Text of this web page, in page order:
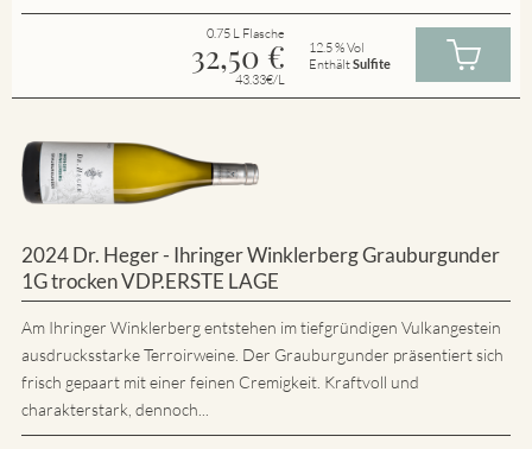
0.75 L Flasche
32,50 €
43.33€/L
12.5 % Vol
EnthältSulfite
2024 Dr. Heger - Ihringer Winklerberg Grauburgunder
1G trocken VDP.ERSTE LAGE
Am Ihringer Winklerberg entstehen im tiefgründigen Vulkangestein
ausdrucksstarke Terroirweine. Der Grauburgunder präsentiert sich
frisch gepaart mit einer feinen Cremigkeit. Kraftvoll und
charakterstark, dennoch...